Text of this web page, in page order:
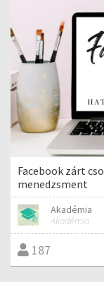
Facebook zárt
menedzsment
Akadémia
Akadémia
187